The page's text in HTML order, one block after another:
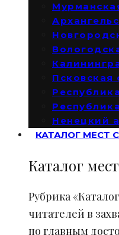
Псковская
Ненецкий
КАТАЛОГ МЕСТ
Каталог
Рубрика
читателей в
по главным